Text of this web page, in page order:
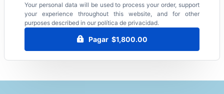
Your personal data will be used to process your order, support
your experience throughout this website, and for other
purposes described in our política de privacidad.
Pagar $1,800.00